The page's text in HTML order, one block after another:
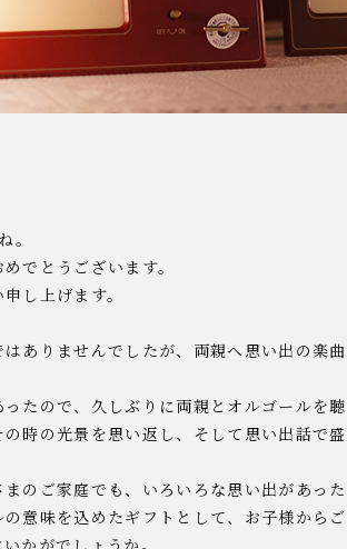
。
でとうございます。
し上げます。
ありませんでしたが、両親へ思い出の楽
たので、久しぶりに両親とオルゴールを聴
時の光景を思い返し、そして思い出話で
のご家庭でも、いろいろな思い出があった
意味を込めたギフトとして、お子様から